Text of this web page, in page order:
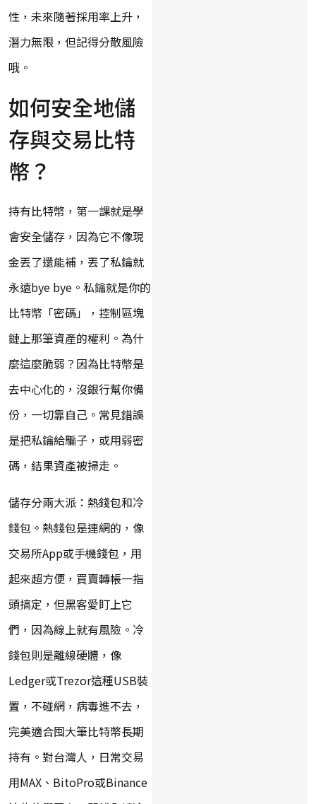
性，未來隨著採用率上升，
潛力無限，但記得分散風險
哦。
如何安全地儲
存與交易比特
幣？
持有比特幣，第一課就是學
會安全儲存，因為它不像現
金丟了還能補，丟了私鑰就
永遠bye bye。私鑰就是你的
比特幣「密碼」，控制區塊
鏈上那筆資產的權利。為什
麼這麼脆弱？因為比特幣是
去中心化的，沒銀行幫你備
份，一切靠自己。常見錯誤
是把私鑰給騙子，或用弱密
碼，結果資產被掃走。
儲存分兩大派：熱錢包和冷
錢包。熱錢包是連網的，像
交易所App或手機錢包，用
起來超方便，買賣轉帳一指
頭搞定，但黑客愛盯上它
們，因為線上就有風險。冷
錢包則是離線硬體，像
Ledger或Trezor這種USB裝
置，不碰網，病毒進不去，
完美適合囤大筆比特幣長期
持有。對台灣人，日常交易
用MAX、BitoPro或Binance